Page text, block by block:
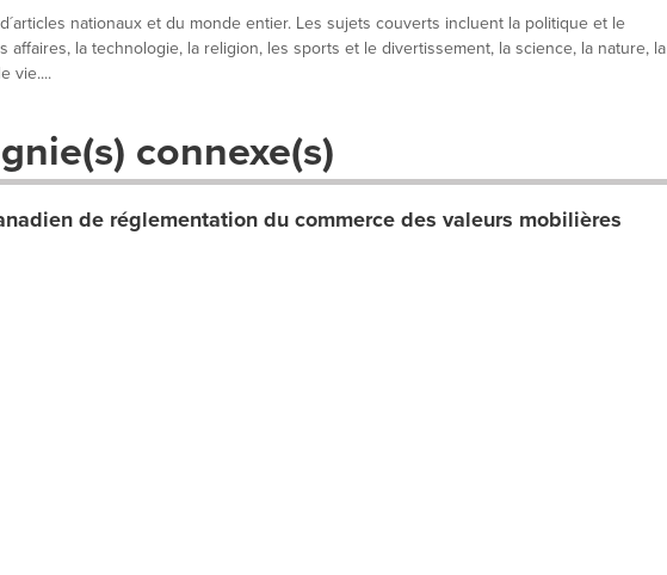
nationaux et du monde entier. Les sujets couverts incluent la politique et le
affaires, la technologie, la religion, les sports et le divertissement, la science, la nature, la
vie....
connexe(s)
de réglementation du commerce des valeurs mobilières